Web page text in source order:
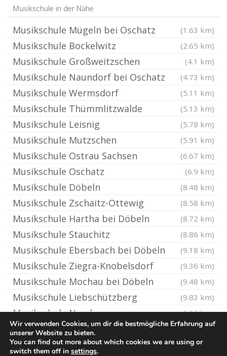
Musikschule in der Nähe
Musikschule Mügeln bei Oschatz (1.63 km)
Musikschule Bockelwitz (2.65 km)
Musikschule Großweitzschen (4.1 km)
Musikschule Naundorf bei Oschatz (4.73 km)
Musikschule Wermsdorf (5.11 km)
Musikschule Thümmlitzwalde (5.13 km)
Musikschule Leisnig (5.78 km)
Musikschule Mutzschen (5.91 km)
Musikschule Ostrau Sachsen (6.67 km)
Musikschule Oschatz (6.9 km)
Musikschule Döbeln (8.48 km)
Musikschule Zschaitz-Ottewig (8.58 km)
Musikschule Hartha bei Döbeln (8.72 km)
Musikschule Stauchitz (8.86 km)
Musikschule Ebersbach bei Döbeln (9.18 km)
Musikschule Ziegra-Knobelsdorf (9.36 km)
Musikschule Mochau bei Döbeln (9.48 km)
Musikschule Liebschützberg (9.83 km)
Musikschule Nerchau (9.86 km)
© Ton-Musikschule.de
Wir verwenden Cookies, um dir die bestmögliche Erfahrung auf
unserer Website zu bieten.
You can find out more about which cookies we are using or
switch them off in settings.